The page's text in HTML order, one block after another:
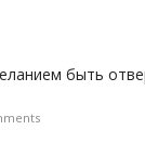
08.03.2026 No